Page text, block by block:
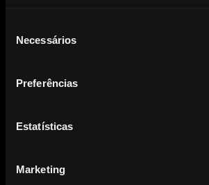
Necessários
Preferências
Estatísticas
Marketing
NOTÍCIAS
PARTILHAR